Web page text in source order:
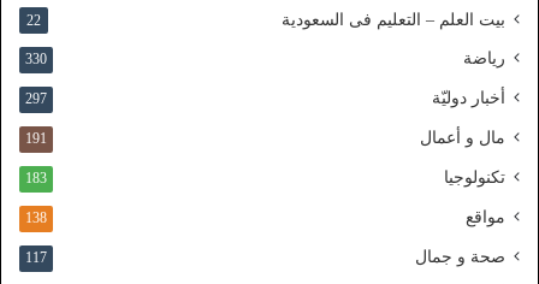
ل
ط
ا
م
و
د
بيت العلم – التعليم فى السعودية 22
رياضة 330
أخبار دوليّة 297
مال و أعمال 191
تكنولوجيا 183
مواقع 138
صحة و جمال 117